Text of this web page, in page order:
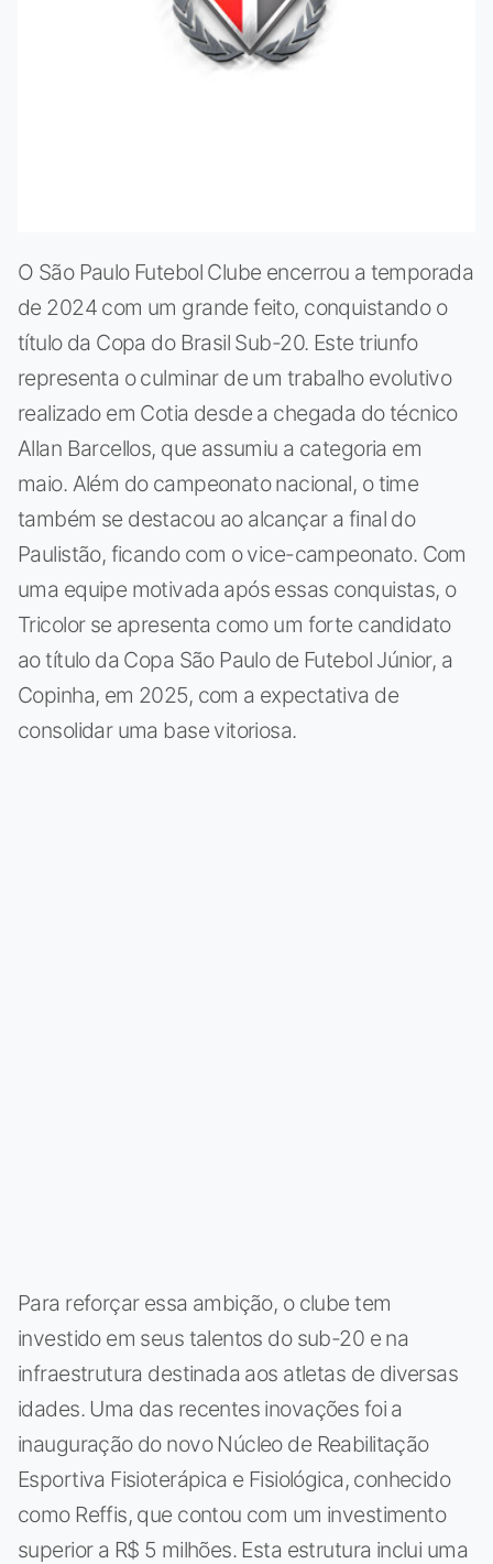
O São Paulo Futebol Clube encerrou a temporada
de 2024 com um grande feito, conquistando o
título da Copa do Brasil Sub-20. Este triunfo
representa o culminar de um trabalho evolutivo
realizado em Cotia desde a chegada do técnico
Allan Barcellos, que assumiu a categoria em
maio. Além do campeonato nacional, o time
também se destacou ao alcançar a final do
Paulistão, ficando com o vice-campeonato. Com
uma equipe motivada após essas conquistas, o
Tricolor se apresenta como um forte candidato
ao título da Copa São Paulo de Futebol Júnior, a
Copinha, em 2025, com a expectativa de
consolidar uma base vitoriosa.
Para reforçar essa ambição, o clube tem
investido em seus talentos do sub-20 e na
infraestrutura destinada aos atletas de diversas
idades. Uma das recentes inovações foi a
inauguração do novo Núcleo de Reabilitação
Esportiva Fisioterápica e Fisiológica, conhecido
como Reffis, que contou com um investimento
superior a R$ 5 milhões. Esta estrutura inclui uma